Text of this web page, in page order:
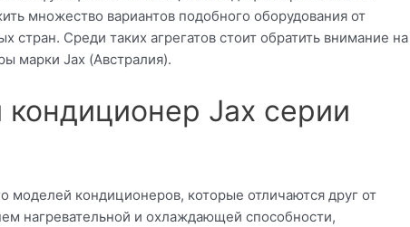
множество вариантов подобного оборудования от
стран. Среди таких агрегатов стоит обратить внимание на
марки Jax (Австралия).
Jax серии
моделей кондиционеров, которые отличаются друг от
нагревательной и охлаждающей способности,